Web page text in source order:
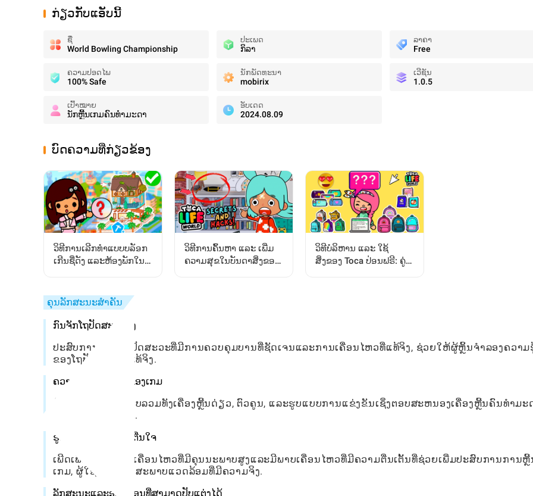
ກ່ຽວກັບແອັບນີ້
ຊື່
World Bowling Championship
ປະເພດ
ກິລາ
ລາຄາ
Free
ຄວາມປອດໄພ
100% Safe
ນັກພັດທະນາ
mobirix
ເວີຊັນ
1.0.5
ເປົ້າໝາຍ
ນັກຫຼີ້ນເກມຄົນທໍາມະດາ
ອັບເດດ
2024.08.09
ບົດຄວາມທີ່ກ່ຽວຂ້ອງ
ວິທີການເລີກທຳແບບບລັອກ
ເກີນຊື່ດັງ ແລະຫ້ອງພັກໃນ
ວິທີການຄົ້ນຫາ ແລະ ເພີ່ມ
ຄວາມສຸຂໃນບັນດາສິ່ງຂອງ
ວິທີບໍລິຫານ ແລະ ໃຊ້
ສິ່ງຂອງ Toca ປ່ອນຟຣີ: ຄູ່ມື
ຄຸນລັກສະນະສໍາຄັນ
ກົນຈັກໂຖປັດສະວະຈິງ
ປະສົບການຟີຊິກໂຖປັດສະວະທີ່ມີການຄວບຄຸມບານທີ່ຊັດເຈນແລະການເຄື່ອນໄຫວທີ່ແທ້ຈິງ, ຊ່ວຍໃຫ້ຜູ້ຫຼິ້ນຈໍາລອງຄວາມ
ຂອງໂຖປັດສະວະທີ່ແທ້ຈິງ.
ຄວາມຫລາກຫລາຍຂອງເກມ
ຫຼີ້ນໃນຫລາຍຮູບແບບລວມທັງເຄື່ອງຫຼີ້ນດ່ຽວ, ຕົວຄູນ, ແລະຮູບແບບການແຂ່ງຂັນເຊິ່ງຕອບສະຫນອງເຄື່ອງຫຼີ້ນຄົນທໍາມະ
ແລະຄ້າຍຄືກັນຄືກັນ.
ຮູບພາບທີ່ຫນ້າຕື່ນຕາຕື່ນໃຈ
ເພີດເພີນໄປກັບພາບເຄື່ອນໄຫວທີ່ມີຄຸນນະພາບສູງແລະມີພາບເຄື່ອນໄຫວທີ່ມີຄວາມຕື່ນເຕັ້ນທີ່ຊ່ວຍເພີ່ມປະສົບການການຫຼີ້
ເກມ, ຜູ້ໃຊ້ທີ່ຝັງຢູ່ໃນສະພາບແວດລ້ອມທີ່ມີຄວາມຈິງ.
ລັກສະນະແລະອຸປະກອນທີ່ສາມາດປັບແຕ່ງໄດ້